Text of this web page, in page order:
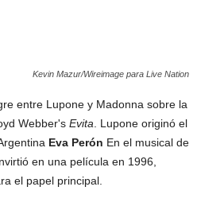
Kevin Mazur/Wireimage para Live Nation
entre Lupone y Madonna sobre la
Webber's Evita . Lupone originó el
Eva Perón En el musical de
en una película en 1996,
el papel principal.